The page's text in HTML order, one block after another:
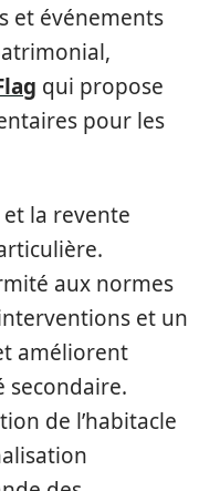
et événements
qui propose
pour les
la revente
aux normes
et un
améliorent
secondaire.
de l’habitacle